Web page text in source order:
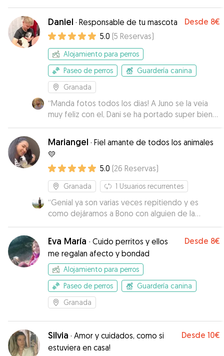
Daniel · Responsable de tu mascota Desde 8€
5.0 (5 Reservas)
Alojamiento para perros
Paseo de perros
Guardería canina
Granada
“Manda fotos todos los dias! A Juno se la veia
muy feliz con el, Dani se ha portado super bien
tanto para la hora de recogida como para la
vuelta y ha aceptado quedarsela con muy
poquito tiempo de margen, me ha salvado”
Mariangel · Fiel amante de todos los animales
💛
5.0 (26 Reservas)
Granada 1 Usuarios recurrentes
“Genial ya son varias veces repitiendo y es
como dejáramos a Bono con alguien de la
familia”
Eva María · Cuido perritos y ellos
me regalan afecto y bondad
Desde 8€
Alojamiento para perros
Paseo de perros
Guardería canina
Granada
Silvia · Amor y cuidados, como si
estuviera en casa!
Desde 10€